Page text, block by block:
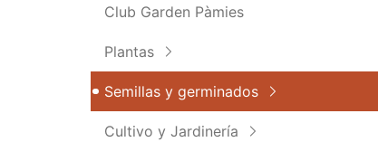
Club Garden Pàmies
Plantas
Semillas y germinados
Cultivo y Jardinería